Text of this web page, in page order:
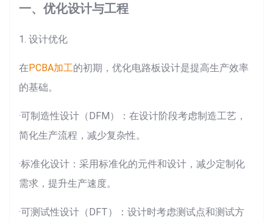
一、优化设计与工程
1. 设计优化
在PCBA加工的初期，优化电路板设计是提高生产效率
的基础。
·可制造性设计（DFM）：在设计阶段考虑制造工艺，
简化生产流程，减少复杂性。
·标准化设计：采用标准化的元件和设计，减少定制化
需求，提升生产速度。
·可测试性设计（DFT）：设计时考虑测试点和测试方